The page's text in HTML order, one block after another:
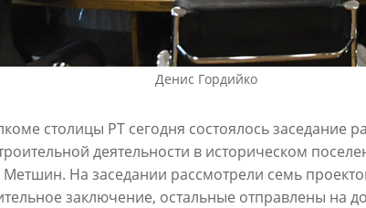
Николай Расторгуев,
Филипп Киркоров
строится один из
инклюзивных центров
Казани»»
30/07/2026
Денис Гордийко
столицы РТ сегодня состоялось заседание
деятельности в историческом
Метшин. На заседании рассмотрели семь
заключение, остальные отправлены на